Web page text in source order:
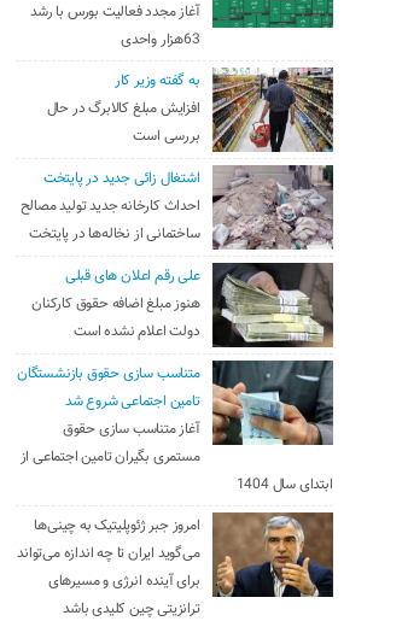
آغاز مجدد فعالیت بورس با رشد
63هزار واحدی
به گفته وزیر کار
افزایش مبلغ کالابرگ در حال
بررسی است
اشتغال زائی جدید در پایتخت
احداث کارخانه جدید تولید مصالح
ساختمانی از نخاله‌ها در پایتخت
علی رقم اعلان های قبلی
هنوز مبلغ اضافه حقوق کارکنان
دولت اعلام نشده است
متناسب سازی حقوق بازنشستگان
تامین اجتماعی شروع شد
آغاز متناسب سازی حقوق
مستمری بگیران تامین اجتماعی از
ابتدای سال 1404
امروز جبر ژئوپلیتیک به چینی‌ها
می‌گوید ایران تا چه اندازه می‌تواند
برای آینده انرژی و مسیرهای
ترانزیتی چین کلیدی باشد